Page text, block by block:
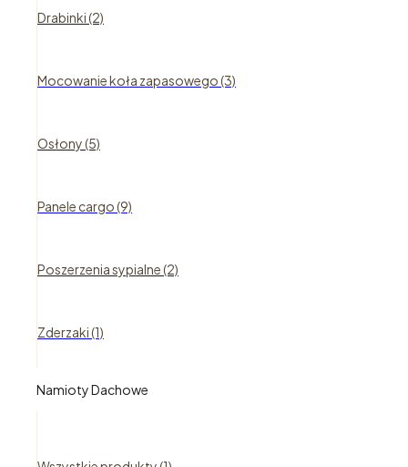
Drabinki (2)
Mocowanie koła zapasowego (3)
Osłony (5)
Panele cargo (9)
Poszerzenia sypialne (2)
Zderzaki (1)
Namioty Dachowe